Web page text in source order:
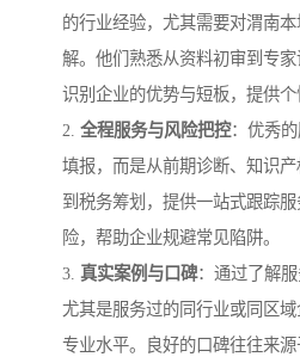
的行业经验，尤其需要对渭南
解。他们熟悉从资料初审到专
识别企业的优势与短板，提供个
2. 全程服务与风险把控：优秀
填报，而是从前期诊断、知识
到税务筹划，提供一站式跟踪
险，帮助企业规避常见陷阱。
3. 真实案例与口碑：通过了解服
尤其是服务过的同行业或同区
专业水平。良好的口碑往往来源